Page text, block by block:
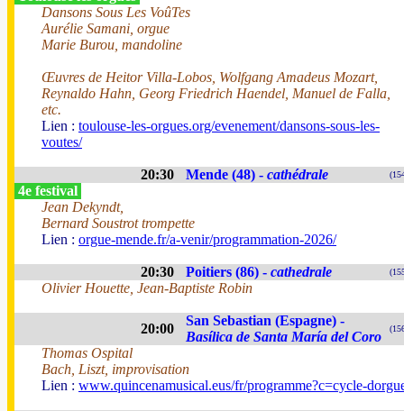
Dansons Sous Les VoûTes
Aurélie Samani, orgue
Marie Burou, mandoline
Œuvres de Heitor Villa-Lobos, Wolfgang Amadeus Mozart,
Reynaldo Hahn, Georg Friedrich Haendel, Manuel de Falla,
etc.
Lien : toulouse-les-orgues.org/evenement/dansons-sous-les-
voutes/
20:30 Mende (48) - cathédrale
4e festival
Jean Dekyndt,
Bernard Soustrot trompette
Lien : orgue-mende.fr/a-venir/programmation-2026/
20:30 Poitiers (86) - cathedrale
Olivier Houette, Jean-Baptiste Robin
20:00
San Sebastian (Espagne) -
Basílica de Santa María del Coro
Thomas Ospital
Bach, Liszt, improvisation
Lien : www.quincenamusical.eus/fr/programme?c=cycle-